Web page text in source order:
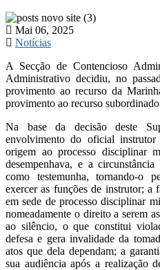
Mai 06, 2025
Notícias
A Secção de Contencioso
Administrativo decidiu, no
provimento ao recurso da
provimento ao recurso
Na base da decisão deste
envolvimento do oficial
origem ao processo disciplinar
desempenhava, e a
como testemunha, tornando-o
exercer as funções de instrutor; a
em sede de processo disciplinar
nomeadamente o direito a serem
ao silêncio, o que constitui
defesa e gera invalidade da
atos que dela dependam; a
sua audiência após a realização